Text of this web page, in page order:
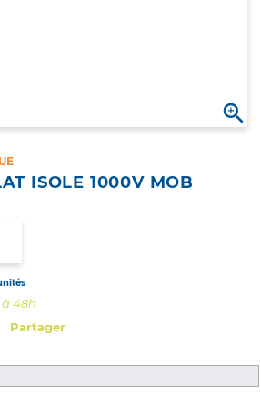

ISOLE 1000V MOB
à 48h
Partager